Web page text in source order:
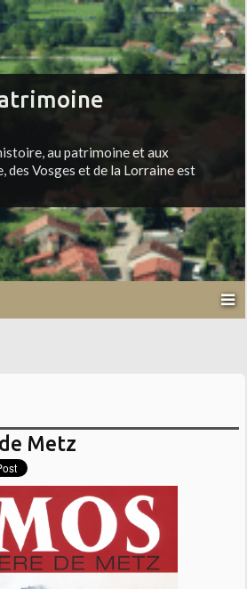
au patrimoine et aux
Vosges et de la Lorraine est
Metz